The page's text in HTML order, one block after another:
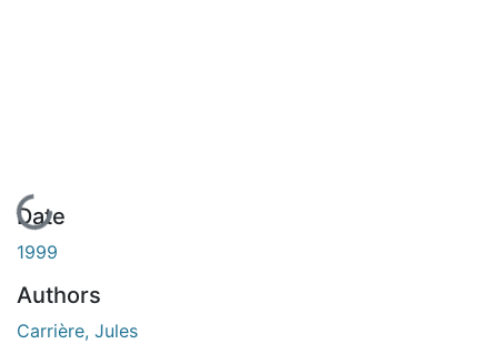
En cours de chargement...
Date
1999
Authors
Carrière, Jules